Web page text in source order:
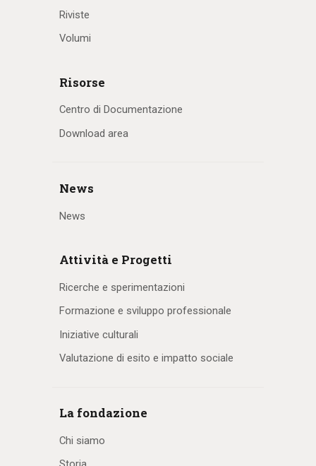
Riviste
Volumi
Risorse
Centro di Documentazione
Download area
News
News
Attività e Progetti
Ricerche e sperimentazioni
Formazione e sviluppo professionale
Iniziative culturali
Valutazione di esito e impatto sociale
La fondazione
Chi siamo